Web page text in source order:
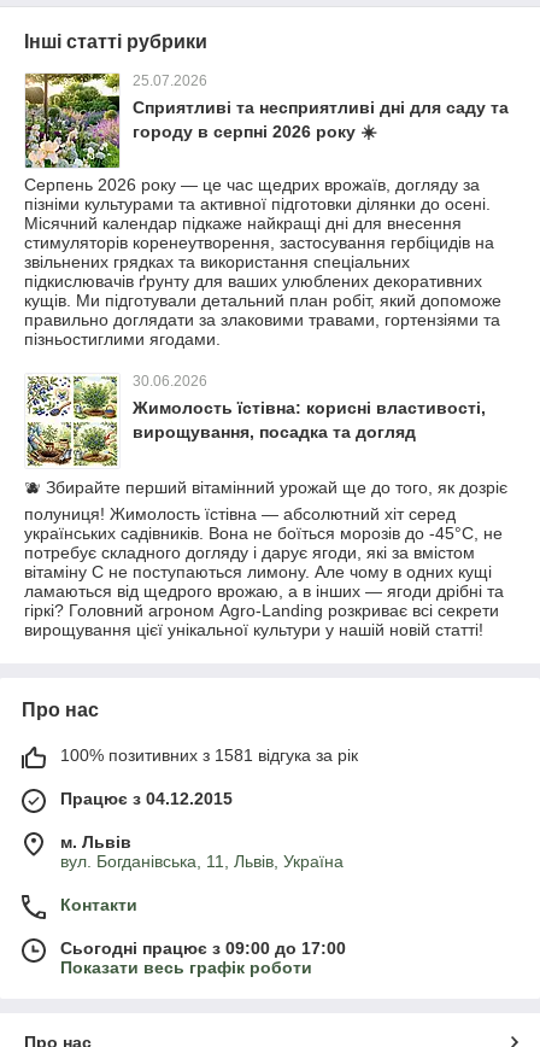
Інші статті рубрики
25.07.2026
Сприятливі та несприятливі дні для саду та
городу в серпні 2026 року ☀️
Серпень 2026 року — це час щедрих врожаїв, догляду за
пізніми культурами та активної підготовки ділянки до осені.
Місячний календар підкаже найкращі дні для внесення
стимуляторів коренеутворення, застосування гербіцидів на
звільнених грядках та використання спеціальних
підкислювачів ґрунту для ваших улюблених декоративних
кущів. Ми підготували детальний план робіт, який допоможе
правильно доглядати за злаковими травами, гортензіями та
пізньостиглими ягодами.
30.06.2026
Жимолость їстівна: корисні властивості,
вирощування, посадка та догляд
🫐 Збирайте перший вітамінний урожай ще до того, як дозріє
полуниця! Жимолость їстівна — абсолютний хіт серед
українських садівників. Вона не боїться морозів до -45°C, не
потребує складного догляду і дарує ягоди, які за вмістом
вітаміну С не поступаються лимону. Але чому в одних кущі
ламаються від щедрого врожаю, а в інших — ягоди дрібні та
гіркі? Головний агроном Agro-Landing розкриває всі секрети
вирощування цієї унікальної культури у нашій новій статті!
Про нас
100% позитивних з 1581 відгука за рік
Працює з 04.12.2015
м. Львів
вул. Богданівська, 11, Львів, Україна
Контакти
Сьогодні працює з 09:00 до 17:00
Показати весь графік роботи
Про нас